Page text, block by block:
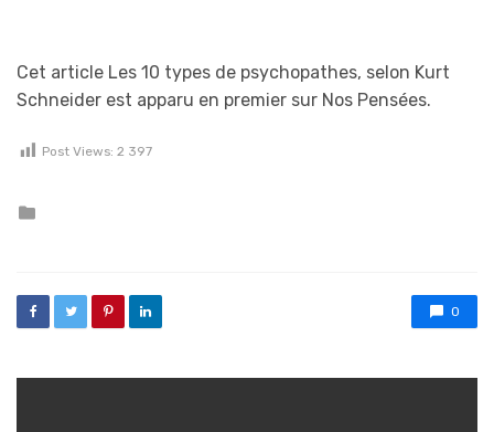
Cet article Les 10 types de psychopathes, selon Kurt
Schneider est apparu en premier sur Nos Pensées.
Post Views: 2 397
0